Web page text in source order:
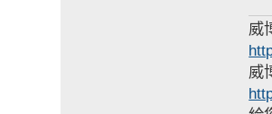
威
威